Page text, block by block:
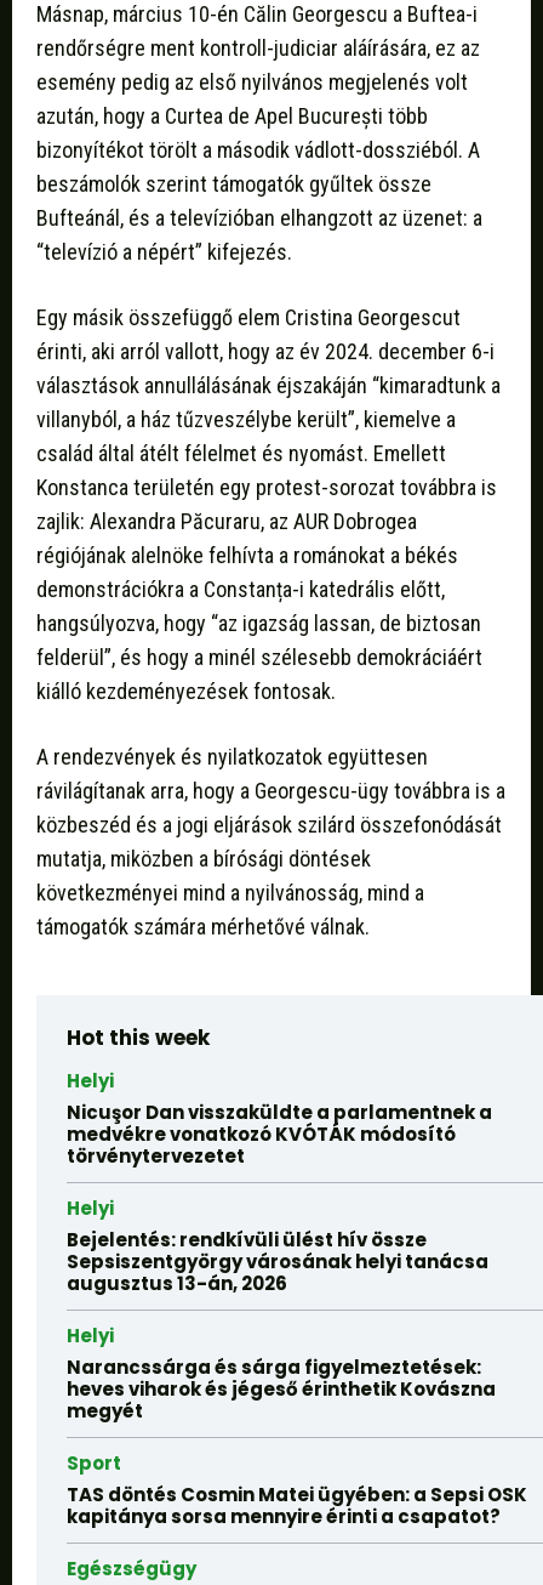
Másnap, március 10-én Călin Georgescu a Buftea-i
rendőrségre ment kontroll-judiciar aláírására, ez az
esemény pedig az első nyilvános megjelenés volt
azután, hogy a Curtea de Apel București több
bizonyítékot törölt a második vádlott-dossziéból. A
beszámolók szerint támogatók gyűltek össze
Bufteánál, és a televízióban elhangzott az üzenet: a
“televízió a népért” kifejezés.
Egy másik összefüggő elem Cristina Georgescut
érinti, aki arról vallott, hogy az év 2024. december 6-i
választások annullálásának éjszakáján “kimaradtunk a
villanyból, a ház tűzveszélybe került”, kiemelve a
család által átélt félelmet és nyomást. Emellett
Konstanca területén egy protest-sorozat továbbra is
zajlik: Alexandra Păcuraru, az AUR Dobrogea
régiójának alelnöke felhívta a románokat a békés
demonstrációkra a Constanța-i katedrális előtt,
hangsúlyozva, hogy “az igazság lassan, de biztosan
felderül”, és hogy a minél szélesebb demokráciáért
kiálló kezdeményezések fontosak.
A rendezvények és nyilatkozatok együttesen
rávilágítanak arra, hogy a Georgescu-ügy továbbra is a
közbeszéd és a jogi eljárások szilárd összefonódását
mutatja, miközben a bírósági döntések
következményei mind a nyilvánosság, mind a
támogatók számára mérhetővé válnak.
Hot this week
Helyi
Nicuşor Dan visszaküldte a parlamentnek a
medvékre vonatkozó KVÓTÁK módosító
törvénytervezetet
Helyi
Bejelentés: rendkívüli ülést hív össze
Sepsiszentgyörgy városának helyi tanácsa
augusztus 13-án, 2026
Helyi
Narancssárga és sárga figyelmeztetések:
heves viharok és jégeső érinthetik Kovászna
megyét
Sport
TAS döntés Cosmin Matei ügyében: a Sepsi OSK
kapitánya sorsa mennyire érinti a csapatot?
Egészségügy